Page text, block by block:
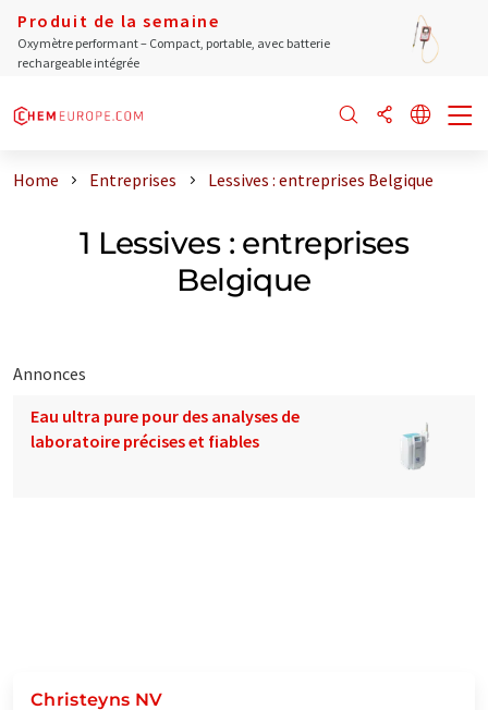
Produit de la semaine
Oxymètre performant – Compact, portable, avec batterie
rechargeable intégrée
Home Entreprises Lessives : entreprises Belgique
1 Lessives : entreprises
Belgique
Annonces
Eau ultra pure pour des analyses de
laboratoire précises et fiables
Christeyns NV